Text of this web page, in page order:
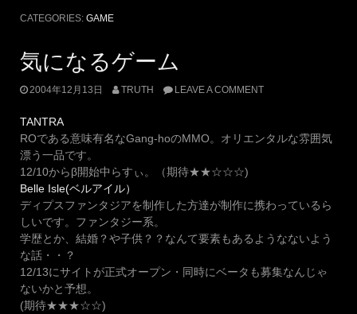
CATEGORIES: GAME
気になるゲーム
2004年12月13日 TRUTH LEAVE A COMMENT
TANTRA
ROである意味有名なGang-hoのMMO。オリエンタルな雰囲気
漂う一品です。
12/10からβ開始中らすぃ。（期待★★☆☆☆)
Belle Isle(ベルアイル）
ディプスファンタジアを制作した方達が制作に携わっているら
しいです。ファンタジー系。
学歴とか、結婚？や子供？？なんて要素もあるようなないよう
な話・・？
12/13にサイトが正式オープン・同時にベータも募集なんじゃ
ないかと予想。
(期待★★★☆☆)